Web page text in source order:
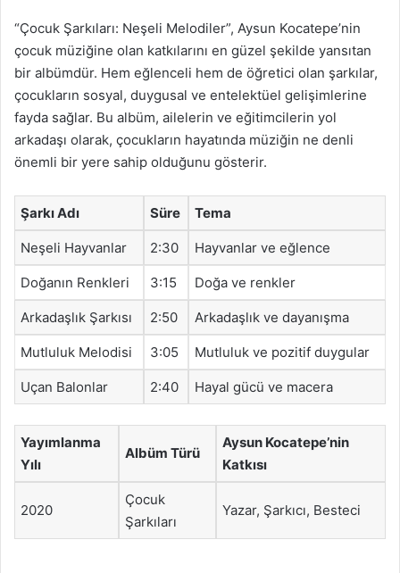
“Çocuk Şarkıları: Neşeli Melodiler”, Aysun Kocatepe’nin
çocuk müziğine olan katkılarını en güzel şekilde yansıtan
bir albümdür. Hem eğlenceli hem de öğretici olan şarkılar,
çocukların sosyal, duygusal ve entelektüel gelişimlerine
fayda sağlar. Bu albüm, ailelerin ve eğitimcilerin yol
arkadaşı olarak, çocukların hayatında müziğin ne denli
önemli bir yere sahip olduğunu gösterir.
Şarkı Adı Süre Tema
Neşeli Hayvanlar 2:30 Hayvanlar ve eğlence
Doğanın Renkleri 3:15 Doğa ve renkler
Arkadaşlık Şarkısı 2:50 Arkadaşlık ve dayanışma
Mutluluk Melodisi 3:05 Mutluluk ve pozitif duygular
Uçan Balonlar 2:40 Hayal gücü ve macera
Yayımlanma
Yılı
Albüm Türü
Aysun Kocatepe’nin
Katkısı
2020
Çocuk
Şarkıları
Yazar, Şarkıcı, Besteci